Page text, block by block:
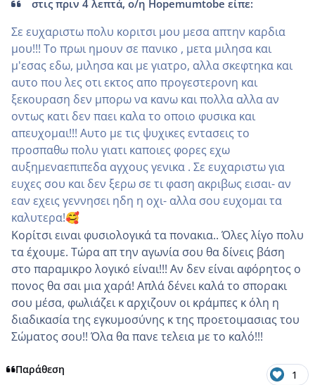
στις πριν 4 λεπτά, ο/η Hopemumtobe είπε:
Σε ευχαριστω πολυ κοριτσι μου μεσα απτην καρδια
μου!!! Το πρωι ημουν σε πανικο , μετα μιλησα και
μ'εσας εδω, μιλησα και με γιατρο, αλλα σκεφτηκα και
αυτο που λες οτι εκτος απο προγεστερονη και
ξεκουραση δεν μπορω να κανω και πολλα αλλα αν
οντως κατι δεν παει καλα το οποιο φυσικα και
απευχομαι!!! Αυτο με τις ψυχικες εντασεις το
προσπαθω πολυ γιατι καποιες φορες εχω
αυξημεναεπιπεδα αγχους γενικα . Σε ευχαριστω για
ευχες σου και δεν ξερω σε τι φαση ακριβως εισαι- αν
εαν εχεις γεννησει ηδη η οχι- αλλα σου ευχομαι τα
καλυτερα!🥰
Κορίτσι ειναι φυσιολογικά τα πονακια.. Όλες λίγο πολυ
τα έχουμε. Τώρα απ την αγωνία σου θα δίνεις βάση
στο παραμικρο λογικό είναι!!! Αν δεν είναι αφόρητος ο
πονος θα σαι μια χαρά! Απλά δένει καλά το σπορακι
σου μέσα, φωλιάζει κ αρχιζουν οι κράμπες κ όλη η
διαδικασία της εγκυμοσύνης κ της προετοιμασιας του
Σώματος σου!! Όλα θα πανε τελεια με το καλό!!!
Παράθεση 1